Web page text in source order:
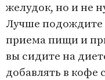
желудок, но и не
Лучше подождите
приема пищи и
вы сидите на
добавлять в кофе